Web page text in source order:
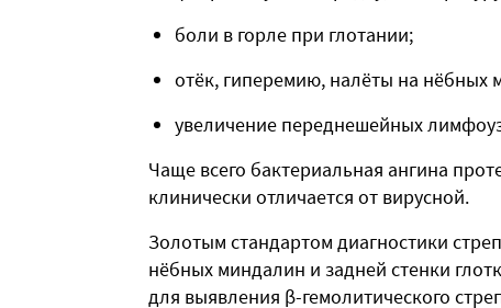
боли в горле при глотании;
отёк, гиперемию, налёты на нёбных
увеличение переднешейных
Чаще всего бактериальная ангина
клинически отличается от вирусной.
Золотым стандартом диагностики
нёбных миндалин и задней стенки
для выявления β-гемолитического